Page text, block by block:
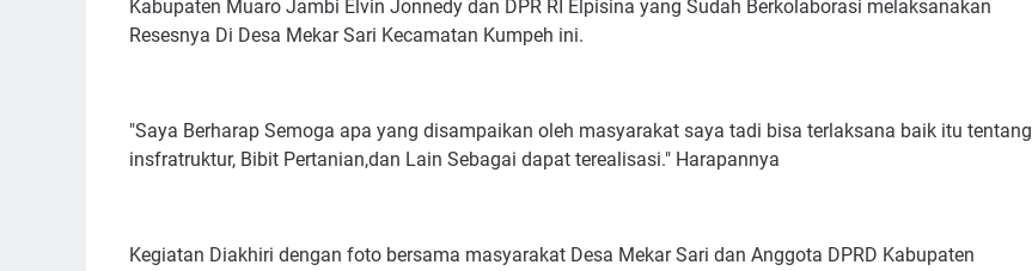
Kabupaten Muaro Jambi Elvin Jonnedy dan DPR RI Elpisina yang Sudah Berkolaborasi melaksanakan
Resesnya Di Desa Mekar Sari Kecamatan Kumpeh ini.
"Saya Berharap Semoga apa yang disampaikan oleh masyarakat saya tadi bisa terlaksana baik itu tentang
insfratruktur, Bibit Pertanian,dan Lain Sebagai dapat terealisasi." Harapannya
Kegiatan Diakhiri dengan foto bersama masyarakat Desa Mekar Sari dan Anggota DPRD Kabupaten